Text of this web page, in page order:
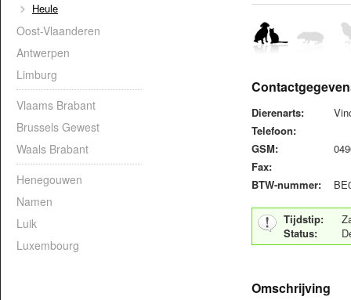
Heule
Oost-Vlaanderen
Antwerpen
Limburg
Vlaams Brabant
Brussels Gewest
Waals Brabant
Henegouwen
Namen
Luik
Luxembourg
Dierenarts:
Telefoon:
GSM:
Fax:
BTW-nummer:
Tijdstip:
Status:
Omschrijving